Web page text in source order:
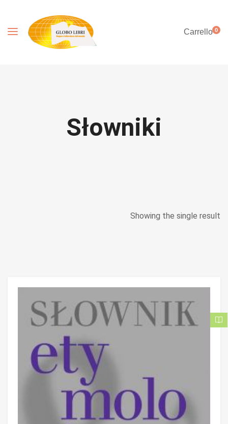
Carrello0
Słowniki
Showing the single result